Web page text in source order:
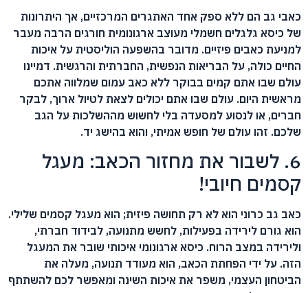
כאבי גב הם ללא ספק אחד האתגרים המרכזיים, אך היתרונות
של כיסא גלגלים חשמלי מעוצב ארגונומית חורגים הרבה מעבר
למניעת כאבים פיזיים. מדובר בהשפעה הוליסטית על איכות
החיים כולה, על הבריאות הנפשית, החברתית והרגשית. דמיינו
עולם שבו אתם קמים בבוקר ללא כאב עמום שמלווה אתכם
מראשית היום. עולם שבו אתם יכולים לצאת לטיול ארוך, לבקר
חברים, או לנסוע למסעדה בלי לחשוש מההשלכות על הגב
שלכם. זהו עולם של חופש אמיתי, והוא בהישג יד.
6. לשבור את מחזור הכאב: מעגל
קסמים חיובי!
כאב גב כרוני הוא לא רק תחושה פיזית; הוא מעגל קסמים שלילי.
הוא גורם לירידה בפעילות, לחשש מתנועה, לבידוד חברתי,
ולירידה במצב הרוח. כיסא ארגונומי איכותי שובר את המעגל
הזה. על ידי הפחתת הכאב, הוא מעודד תנועה, מעלה את
הביטחון העצמי, משפר את איכות השינה ומאפשר לכם להשתתף